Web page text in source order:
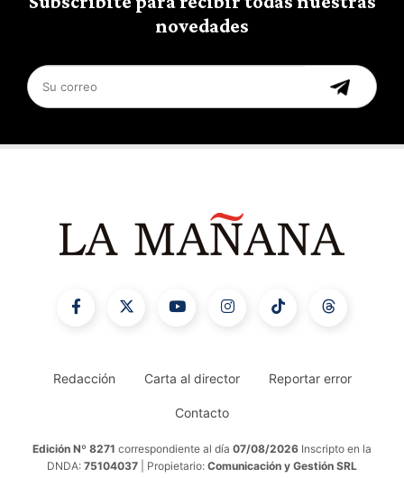
novedades
Redacción Carta al director Reportar error
Contacto
Edición Nº 8271 correspondiente al día 07/08/2026 Inscripto en la
DNDA: 75104037 | Propietario: Comunicación y Gestión SRL